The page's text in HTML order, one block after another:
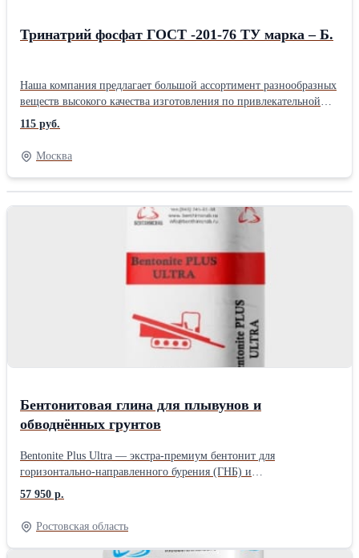
Тринатрий фосфат ГОСТ -201-76 ТУ марка – Б.
Наша компания предлагает большой ассортимент разнообразных
веществ высокого качества изготовления по привлекательной
стоимости. Реализуется в виде кристаллов или чешуек, при
длительном хранении слеживается. Эффективно растворяет
жиры, обеспечивает перевод стойкого загрязнения в
разрыхленный шлам. Полностью соответствует
государственному стандарту качества, разработанного для
различных областях промышленности. Гарантийный срок
хранения составляет 12 месяцев с даты производства.
сможете получить, связавшись с нашими сотрудниками.
115 руб.
Москва
Бентонитовая глина для плывунов и
обводнённых грунтов
Bentonite Plus Ultra — экстра-премиум бентонит для
горизонтально-направленного бурения (ГНБ) и
микротоннелирования. Создан для особо сложных условий:
рыхлые и водонасыщенные грунты, текучие плывуны, слои с
высокой фильтрацией, критически нестабильные участки.
Обеспечивает максимальную стабильность ствола и высокую
скорость бурения даже в самых сложных условиях ГНБ.
57 950 р.
Ростовская область